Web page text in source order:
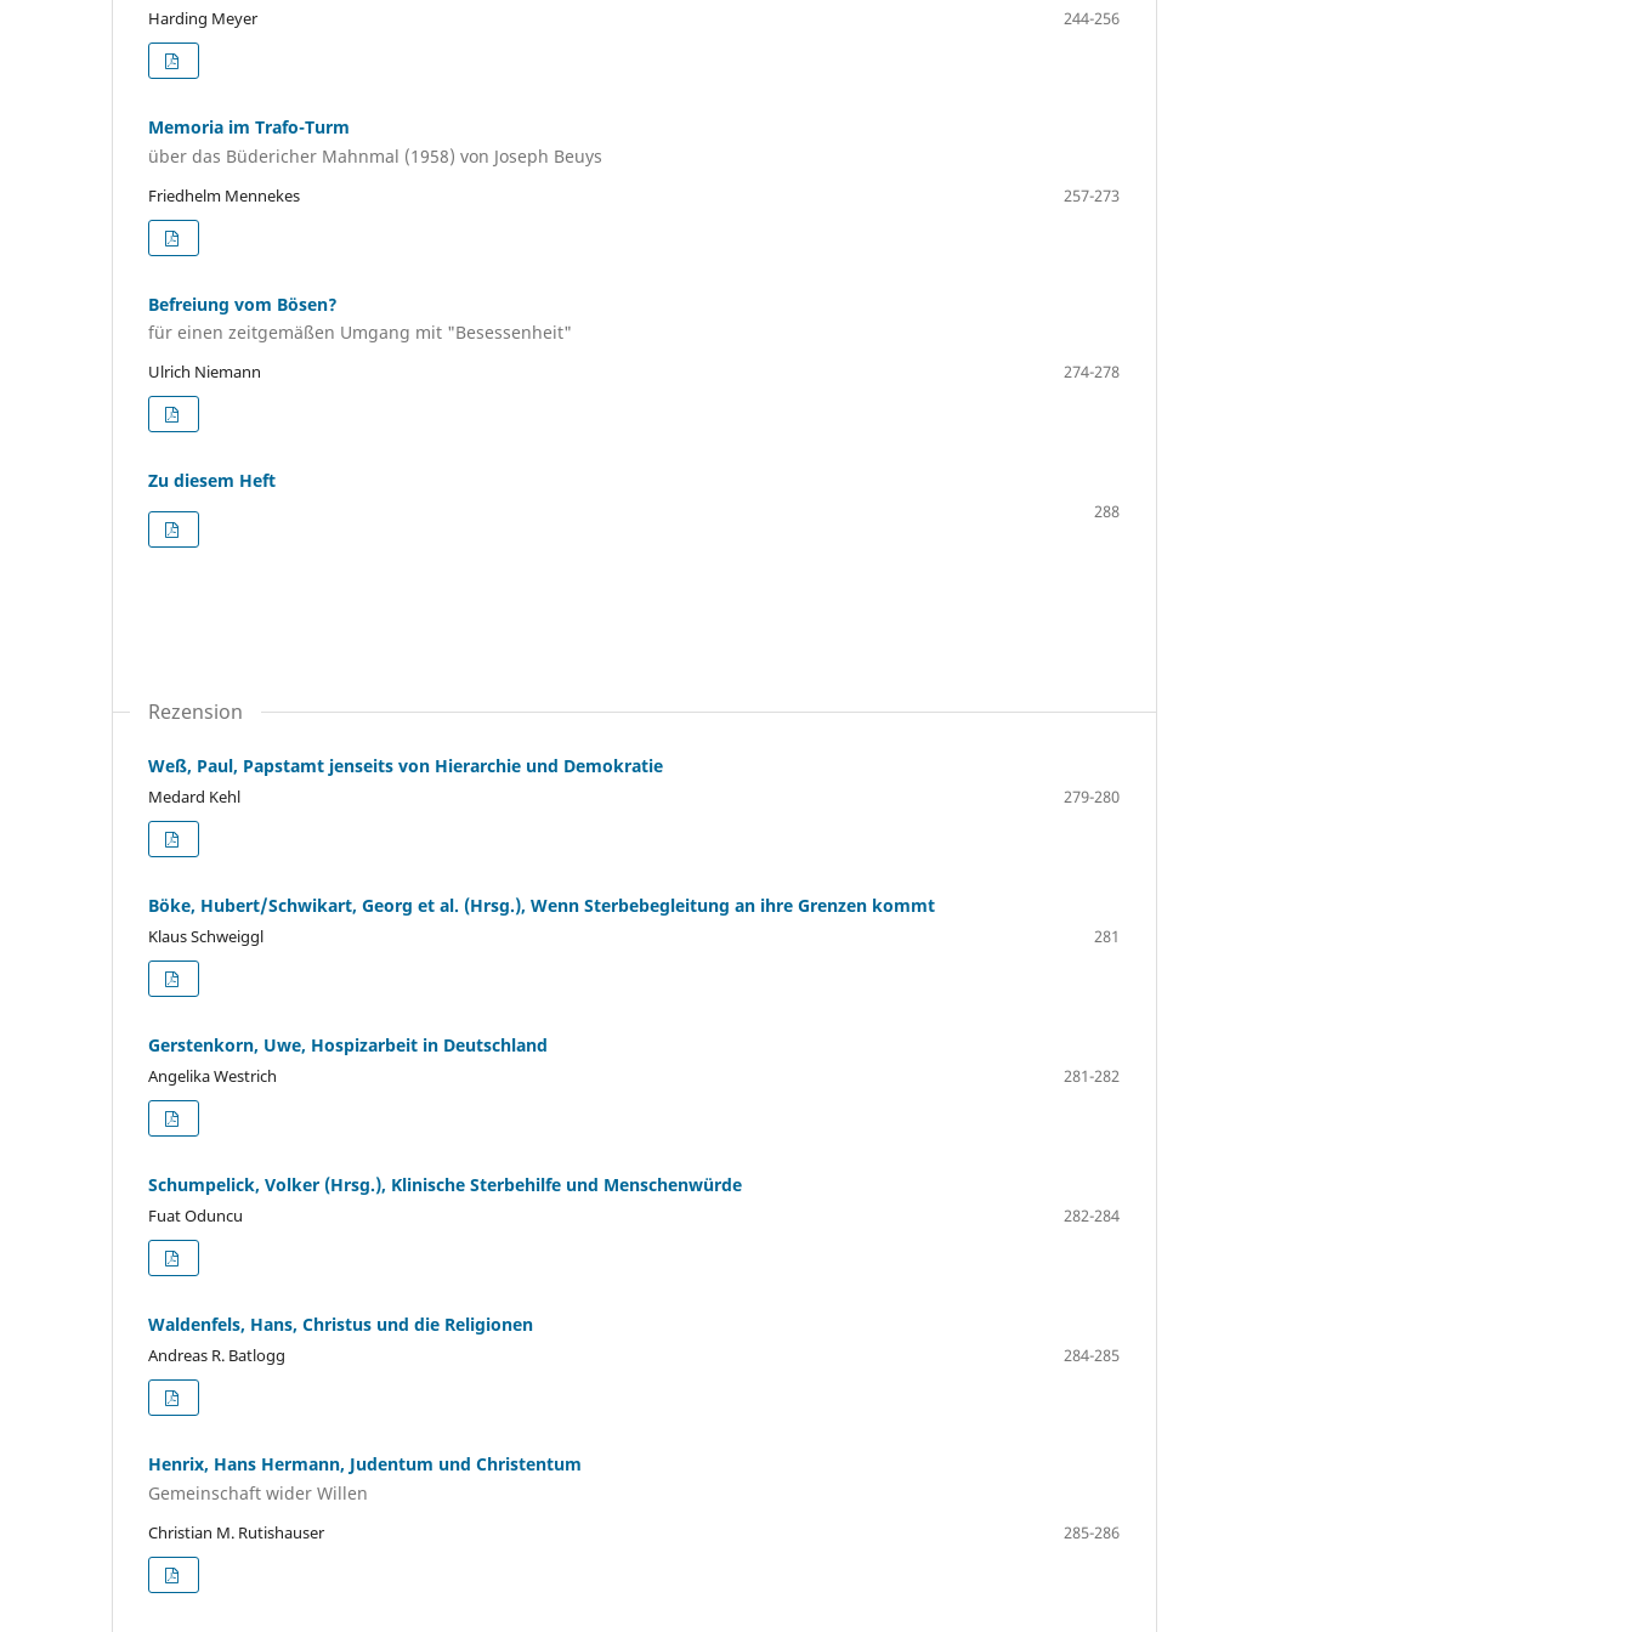
Harding Meyer 244-256
Memoria im Trafo-Turm
über das Büdericher Mahnmal (1958) von Joseph Beuys
Friedhelm Mennekes 257-273
Befreiung vom Bösen?
für einen zeitgemäßen Umgang mit "Besessenheit"
Ulrich Niemann 274-278
Zu diesem Heft
288
Rezension
Weß, Paul, Papstamt jenseits von Hierarchie und Demokratie
Medard Kehl 279-280
Böke, Hubert/Schwikart, Georg et al. (Hrsg.), Wenn Sterbebegleitung an ihre Grenzen kommt
Klaus Schweiggl 281
Gerstenkorn, Uwe, Hospizarbeit in Deutschland
Angelika Westrich 281-282
Schumpelick, Volker (Hrsg.), Klinische Sterbehilfe und Menschenwürde
Fuat Oduncu 282-284
Waldenfels, Hans, Christus und die Religionen
Andreas R. Batlogg 284-285
Henrix, Hans Hermann, Judentum und Christentum
Gemeinschaft wider Willen
Christian M. Rutishauser 285-286